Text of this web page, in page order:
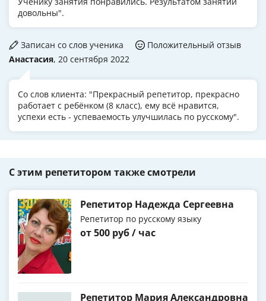
довольны".
Анастасия, 20 сентября 2022
Записан со слов ученика Положительный отзыв
Со слов клиента: "Прекрасный репетитор, прекрасно
работает с ребёнком (8 класс), ему всё нравится,
успехи есть - успеваемость улучшилась по русскому".
С этим репетитором также смотрели
Репетитор Надежда Сергеевна
Репетитор по русскому языку
от 500 руб / час
Репетитор Мария Александровна